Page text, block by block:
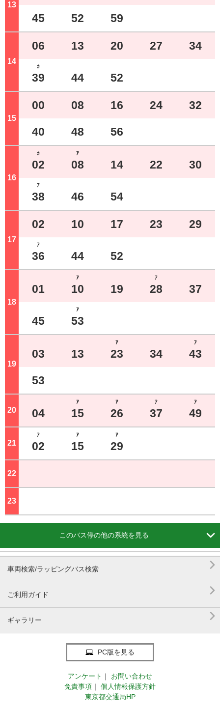
13
45 52 59
14
06 13 20 27 34
ｶ
39 44 52
15
00 08 16 24 32
40 48 56
16
ｶ
02
ｱ
08 14 22 30
ｱ
38 46 54
17
02 10 17 23 29
ｱ
36 44 52
18
01
ｱ
10 19
ｱ
28 37
45
ｱ
53
19
03 13
ｱ
23 34
ｱ
43
53
20 04
ｱ
15
ｱ
26
ｱ
37
ｱ
49
21
ｱ
02
ｱ
15
ｱ
29
22
23
このバス停の他の系統を見る 
車両検索/ラッピングバス検索 
ご利用ガイド 
ギャラリー 
PC版を見る
アンケート ｜
お問い合わせ
免責事項 ｜
個人情報保護方針
東京都交通局HP